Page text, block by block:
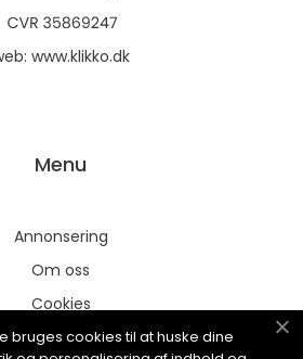
www.klikko.dk
Menu
Annonsering
Om oss
Cookies
Kontakta oss
bruges cookies til at huske dine